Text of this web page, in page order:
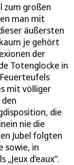
zum großen
man mit
äußersten
je gehört
der
Totenglocke in
mit völliger
die
nie die
Jubel folgten
sowie, in
d’eaux“.